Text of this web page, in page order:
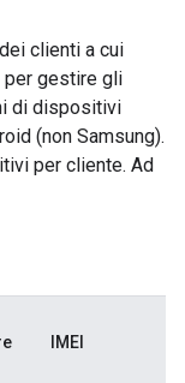
clienti a cui
per gestire gli
di dispositivi
(non Samsung).
per cliente. Ad
IMEI